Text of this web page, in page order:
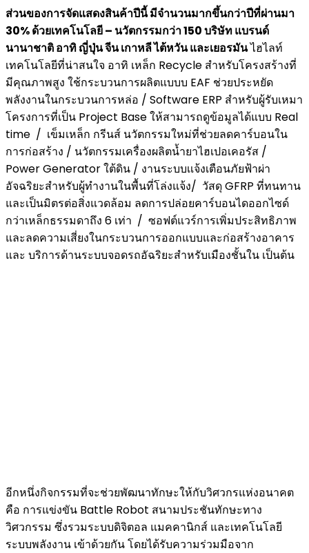
ส่วนของการจัดแสดงสินค้าปีนี้ มีจำนวนมากขึ้นกว่าปีที่ผ่านมา
30% ด้วยเทคโนโลยี – นวัตกรรมกว่า 150 บริษัท แบรนด์
นานาชาติ อาทิ ญี่ปุ่น จีน เกาหลี ไต้หวัน และเยอรมันไฮไลท์
เทคโนโลยีที่น่าสนใจ อาทิ เหล็ก Recycle สำหรับโครงสร้างที่
มีคุณภาพสูง ใช้กระบวนการผลิตแบบบ EAF ช่วยประหยัด
พลังงานในกระบวนการหล่อ / Software ERP สำหรับผู้รับเหมา
โครงการที่เป็น Project Base ให้สามารถดูข้อมูลได้แบบ Real
time / เข็มเหล็ก กรีนส์ นวัตกรรมใหม่ที่ช่วยลดคาร์บอนใน
การก่อสร้าง / นวัตกรรมเครื่องผลิตนํ้ายาไฮเปอเคอรัส /
Power Generator ใต้ดิน / งานระบบเเจ้งเตือนภัยฟ้าผ่า
อัจฉริยะสำหรับผู้ทำงานในพื้นที่โล่งแจ้ง/ วัสดุ GFRP ที่ทนทาน
และเป็นมิตรต่อสิ่งแวดล้อม ลดการปล่อยคาร์บอนไดออกไซด์
กว่าเหล็กธรรมดาถึง 6 เท่า / ซอฟต์แวร์การเพิ่มประสิทธิภาพ
และลดความเสี่ยงในกระบวนการออกแบบและก่อสร้างอาคาร
และ บริการด้านระบบจอดรถอัฉริยะสำหรับเมืองชั้นใน เป็นต้น
อีกหนึ่งกิจกรรมที่จะช่วยพัฒนาทักษะให้กับวิศวกรแห่งอนาคต
คือ การแข่งขัน Battle Robot สนามประชันทักษะทาง
วิศวกรรม ซึ่งรวมระบบดิจิตอล แมคคานิกส์ และเทคโนโลยี
ระบบพลังงาน เข้าด้วยกัน โดยได้รับความร่วมมือจาก